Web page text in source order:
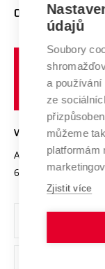
E-přihláška
Doktorské studium
Podpora podnikání
Mezinárodní
Systém zajišťování
Výzkumné
Transfer znalostí
Open Science
Projekty
Projekty ze
Specifický výzkum
Zahraniční
Spolupráce se
Služby univerzity
Mezinárodní
Univerzitní sítě
O UNIVERZITĚ
Profil univerzity
Udržitelná
Podnikavá
Bezpečná
Vyznamenání
Organizační
Ochrana osobních
VYSOKÉ UČENÍ
Antonínská 548/1
602 00 Brno
údajů
Soubory
a používání
ze
můžeme
platformám
Zjistit více